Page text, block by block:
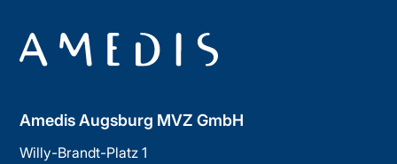
Amedis Augsburg MVZ GmbH
Willy-Brandt-Platz 1